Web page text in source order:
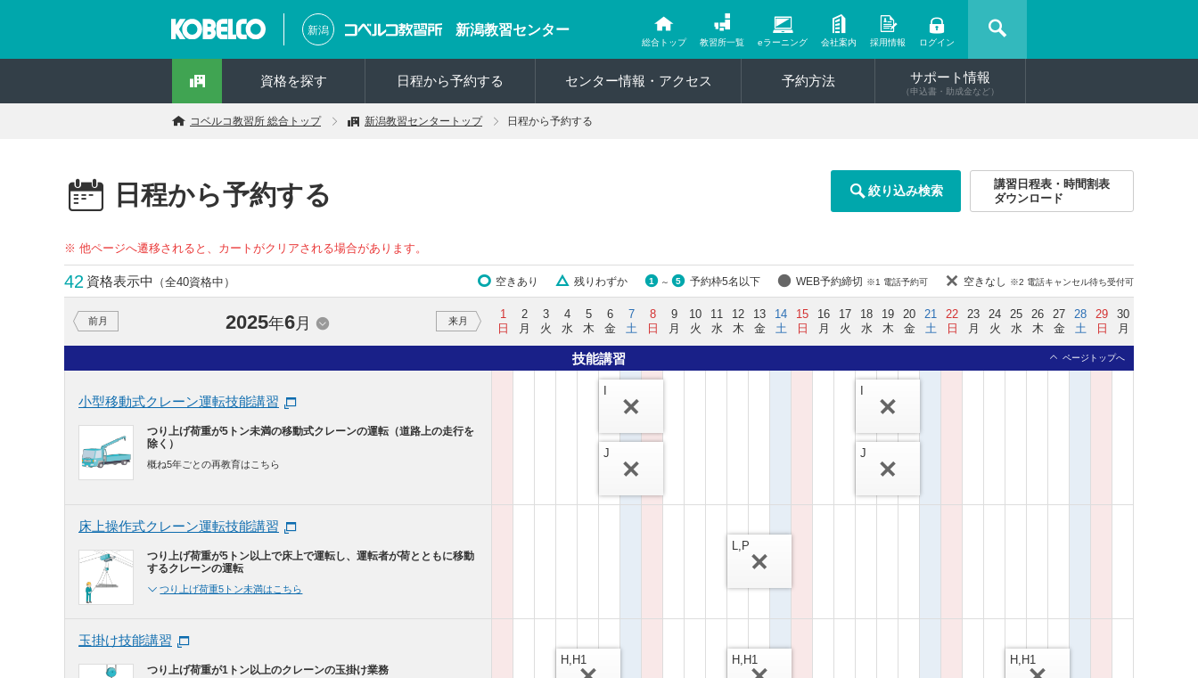
新潟 新潟教習センター
総合トップ 教習所一覧 eラーニング 会社案内 採用情報 ログイン
資格を探す 日程から予約する センター情報・アクセス 予約方法 サポート情報
（申込書・助成金など）
コベルコ教習所 総合トップ 新潟教習センタートップ 日程から予約する
日程から予約する 絞り込み検索
講習日程表・時間割表
ダウンロード
※ 他ページへ遷移されると、カートがクリアされる場合があります。
42 資格表示中 （全40資格中） 空きあり 残りわずか 1 ～ 5 予約枠5名以下 WEB予約締切 ※1 電話予約可 空きなし ※2 電話キャンセル待ち受付可
前月 2025年6月 来月
1
日
2
月
3
火
4
水
5
木
6
金
7
土
8
日
9
月
10
火
11
水
12
木
13
金
14
土
15
日
16
月
17
火
18
水
19
木
20
金
21
土
22
日
23
月
24
火
25
水
26
木
27
金
28
土
29
日
30
月
技能講習 ページトップへ
小型移動式クレーン運転技能講習
つり上げ荷重が5トン未満の移動式クレーンの運転（道路上の走行を
除く）
概ね5年ごとの再教育はこちら
J J
床上操作式クレーン運転技能講習
つり上げ荷重が5トン以上で床上で運転し、運転者が荷とともに移動
するクレーンの運転
つり上げ荷重5トン未満はこちら
L,P
玉掛け技能講習
つり上げ荷重が1トン以上のクレーンの玉掛け業務
H,H1 H,H1 H,H1